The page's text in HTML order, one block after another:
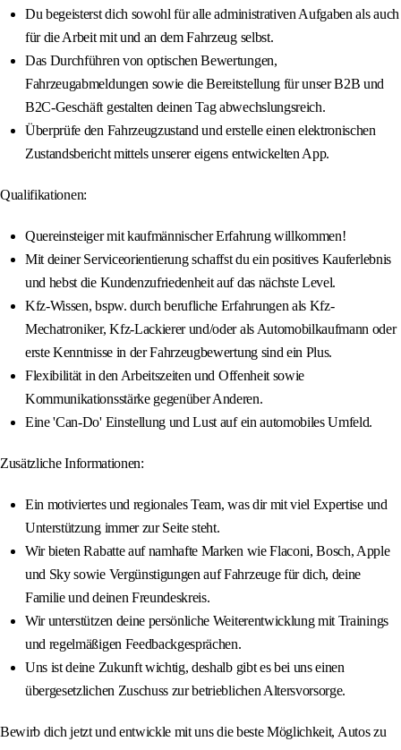
Du begeisterst dich sowohl für alle administrativen Aufgaben als auch
für die Arbeit mit und an dem Fahrzeug selbst.
Das Durchführen von optischen Bewertungen,
Fahrzeugabmeldungen sowie die Bereitstellung für unser B2B und
B2C-Geschäft gestalten deinen Tag abwechslungsreich.
Überprüfe den Fahrzeugzustand und erstelle einen elektronischen
Zustandsbericht mittels unserer eigens entwickelten App.
Qualifikationen:
Quereinsteiger mit kaufmännischer Erfahrung willkommen!
Mit deiner Serviceorientierung schaffst du ein positives Kauferlebnis
und hebst die Kundenzufriedenheit auf das nächste Level.
Kfz-Wissen, bspw. durch berufliche Erfahrungen als Kfz-
Mechatroniker, Kfz-Lackierer und/oder als Automobilkaufmann oder
erste Kenntnisse in der Fahrzeugbewertung sind ein Plus.
Flexibilität in den Arbeitszeiten und Offenheit sowie
Kommunikationsstärke gegenüber Anderen.
Eine 'Can-Do' Einstellung und Lust auf ein automobiles Umfeld.
Zusätzliche Informationen:
Ein motiviertes und regionales Team, was dir mit viel Expertise und
Unterstützung immer zur Seite steht.
Wir bieten Rabatte auf namhafte Marken wie Flaconi, Bosch, Apple
und Sky sowie Vergünstigungen auf Fahrzeuge für dich, deine
Familie und deinen Freundeskreis.
Wir unterstützen deine persönliche Weiterentwicklung mit Trainings
und regelmäßigen Feedbackgesprächen.
Uns ist deine Zukunft wichtig, deshalb gibt es bei uns einen
übergesetzlichen Zuschuss zur betrieblichen Altersvorsorge.
Bewirb dich jetzt und entwickle mit uns die beste Möglichkeit, Autos zu